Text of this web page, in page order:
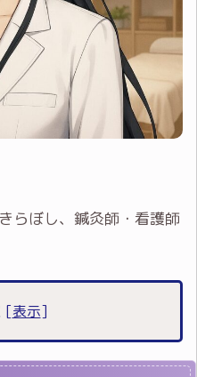
らぼし、鍼灸師・看護師
[表示]